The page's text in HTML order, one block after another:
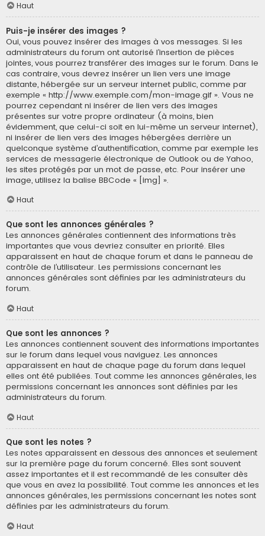
Haut
Puis-je insérer des images ?
Oui, vous pouvez insérer des images à vos messages. Si les
administrateurs du forum ont autorisé l’insertion de pièces
jointes, vous pourrez transférer des images sur le forum. Dans le
cas contraire, vous devrez insérer un lien vers une image
distante, hébergée sur un serveur internet public, comme par
exemple « http://www.exemple.com/mon-image.gif ». Vous ne
pourrez cependant ni insérer de lien vers des images
présentes sur votre propre ordinateur (à moins, bien
évidemment, que celui-ci soit en lui-même un serveur internet),
ni insérer de lien vers des images hébergées derrière un
quelconque système d’authentification, comme par exemple les
services de messagerie électronique de Outlook ou de Yahoo,
les sites protégés par un mot de passe, etc. Pour insérer une
image, utilisez la balise BBCode « [img] ».
Haut
Que sont les annonces générales ?
Les annonces générales contiennent des informations très
importantes que vous devriez consulter en priorité. Elles
apparaissent en haut de chaque forum et dans le panneau de
contrôle de l’utilisateur. Les permissions concernant les
annonces générales sont définies par les administrateurs du
forum.
Haut
Que sont les annonces ?
Les annonces contiennent souvent des informations importantes
sur le forum dans lequel vous naviguez. Les annonces
apparaissent en haut de chaque page du forum dans lequel
elles ont été publiées. Tout comme les annonces générales, les
permissions concernant les annonces sont définies par les
administrateurs du forum.
Haut
Que sont les notes ?
Les notes apparaissent en dessous des annonces et seulement
sur la première page du forum concerné. Elles sont souvent
assez importantes et il est recommandé de les consulter dès
que vous en avez la possibilité. Tout comme les annonces et les
annonces générales, les permissions concernant les notes sont
définies par les administrateurs du forum.
Haut